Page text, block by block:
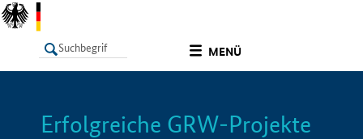
MENÜ
LISTE Info
Erfolgreiche GRW-Projekte